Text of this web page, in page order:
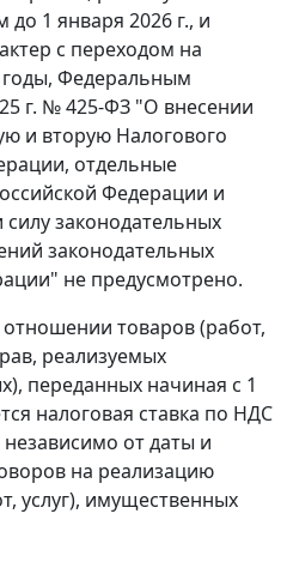
1 января 2026 г., и
с переходом на
Федеральным
г. № 425-ФЗ "О внесении
и вторую Налогового
отдельные
Федерации и
законодательных
законодательных
не предусмотрено.
товаров (работ,
реализуемых
переданных начиная с 1
налоговая ставка по НДС
от даты и
на реализацию
услуг), имущественных